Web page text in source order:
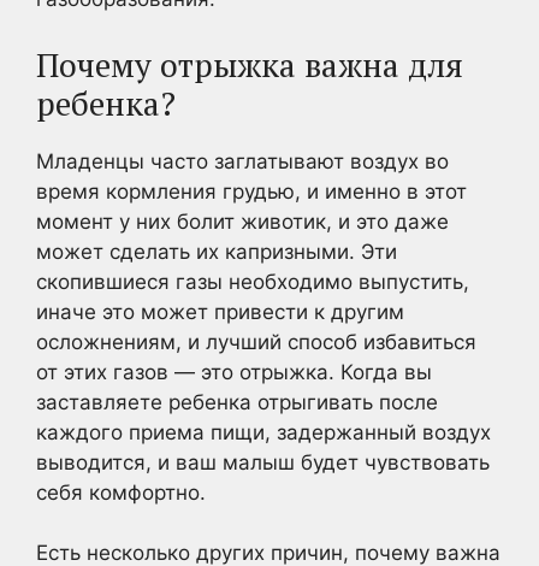
Почему отрыжка важна для
ребенка?
Младенцы часто заглатывают воздух во
время кормления грудью, и именно в этот
момент у них болит животик, и это даже
может сделать их капризными. Эти
скопившиеся газы необходимо выпустить,
иначе это может привести к другим
осложнениям, и лучший способ избавиться
от этих газов — это отрыжка. Когда вы
заставляете ребенка отрыгивать после
каждого приема пищи, задержанный воздух
выводится, и ваш малыш будет чувствовать
себя комфортно.
Есть несколько других причин, почему важна